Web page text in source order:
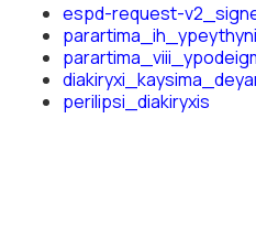
espd-request-
perilipsi_diakiryxis